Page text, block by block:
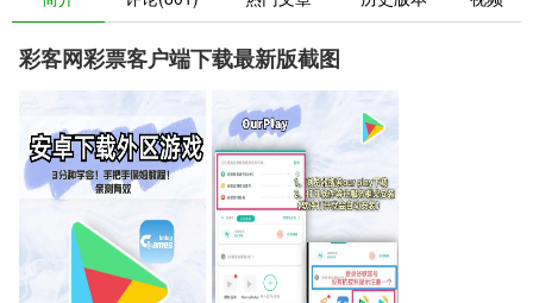
彩客网彩票客户端下载最新版截图